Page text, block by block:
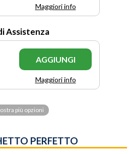
Maggiori info
Assistenza
AGGIUNGI
Maggiori info
più opzioni
PERFETTO